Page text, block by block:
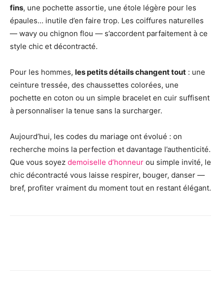
fins, une pochette assortie, une étole légère pour les
épaules… inutile d’en faire trop. Les coiffures naturelles
— wavy ou chignon flou — s’accordent parfaitement à ce
style chic et décontracté.
Pour les hommes, les petits détails changent tout : une
ceinture tressée, des chaussettes colorées, une
pochette en coton ou un simple bracelet en cuir suffisent
à personnaliser la tenue sans la surcharger.
Aujourd’hui, les codes du mariage ont évolué : on
recherche moins la perfection et davantage l’authenticité.
Que vous soyez demoiselle d’honneur ou simple invité, le
chic décontracté vous laisse respirer, bouger, danser —
bref, profiter vraiment du moment tout en restant élégant.